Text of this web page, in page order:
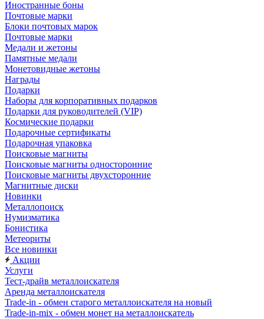
Иностранные боны
Почтовые марки
Блоки почтовых марок
Почтовые марки
Медали и жетоны
Памятные медали
Монетовидные жетоны
Награды
Подарки
Наборы для корпоративных подарков
Подарки для руководителей (VIP)
Космические подарки
Подарочные сертификаты
Подарочная упаковка
Поисковые магниты
Поисковые магниты односторонние
Поисковые магниты двухсторонние
Магнитные диски
Новинки
Металлопоиск
Нумизматика
Бонистика
Метеориты
Все новинки
Акции
Услуги
Тест-драйв металлоискателя
Аренда металлоискателя
Trade-in - обмен старого металлоискателя на новый
Trade-in-mix - обмен монет на металлоискатель